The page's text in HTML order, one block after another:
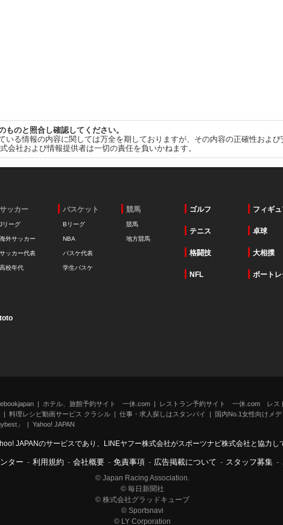
ものと照合し確認してください。
いる情報の内容に関しては万全を期しておりますが、その内容の正確性およ
社および情報提供者は一切の責任を負いかねます。
サッカー
Jリーグ
海外サッカー
サッカー代表
高校年代
バスケット
Bリーグ
NBA
バスケ代表
学生バスケ
競馬
競馬
地方競馬
ゴルフ フィギ
テニス 卓球
格闘技 大相撲
NFL ボートレ
toto
ホテル、旅館予約サイト 一休.com
レストラン予約サイト 一休.com レス
料理レシピ動画サービス クラシル 仕事・求人探しはスタンバイ
国内No.1女性向けメデ
」
Yahoo! JAPAN
JAPANのサービスであり、LINEヤフー株式会社がスポーツナビ株式会社と協力し
ター - 利用規約 - 会社概要 - 免責事項 - 広告掲載について - スタッフ募集 -
© Japan Racing Association.
© 毎日新聞社
© 株式会社グラッドキューブ
© Sportsnavi
© LY Corporation